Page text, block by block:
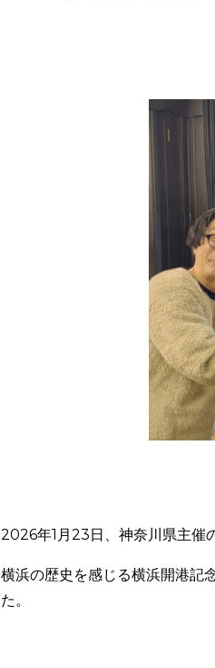
2026年1月23日、神奈川県主催
横浜の歴史を感じる横浜開港記
た。